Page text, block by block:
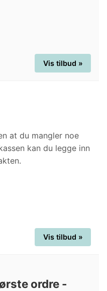
Vis tilbud »
at du mangler noe
kan du legge inn
Vis tilbud »
ordre -